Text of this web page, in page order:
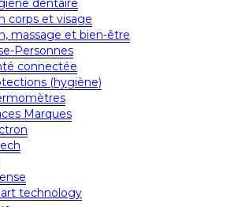
dentaire
corps et visage
massage et bien-être
Personnes
connectée
(hygiène)
Marques
technology